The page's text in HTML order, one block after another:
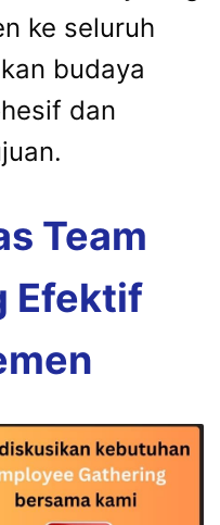
ke seluruh
budaya
dan
Team
Efektif